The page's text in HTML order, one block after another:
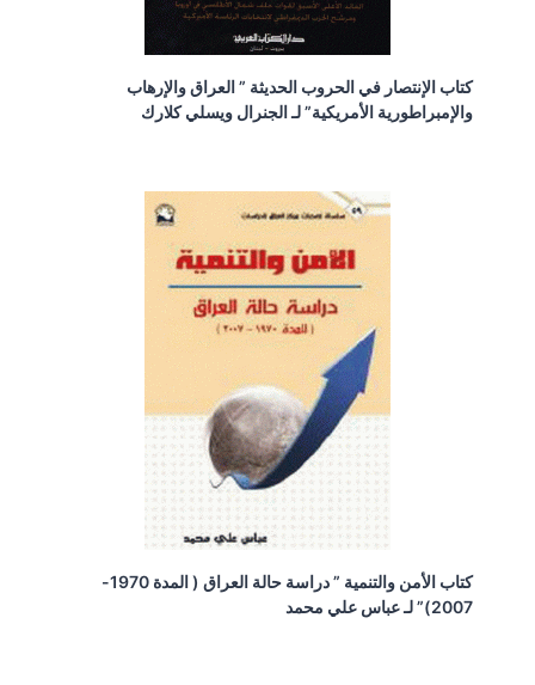
كتاب الإنتصار في الحروب الحديثة ” العراق والإرهاب
والإمبراطورية الأمريكية” لـ الجنرال ويسلي كلارك
كتاب الأمن والتنمية ” دراسة حالة العراق ( المدة 1970-
2007)” لـ عباس علي محمد